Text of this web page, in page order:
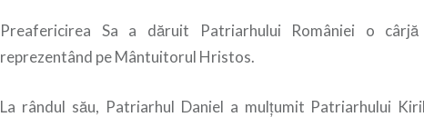
Preafericirea Sa a dăruit Patriarhului României o
reprezentând pe Mântuitorul Hristos.
La rândul său, Patriarhul Daniel a mulţumit Patriarhului